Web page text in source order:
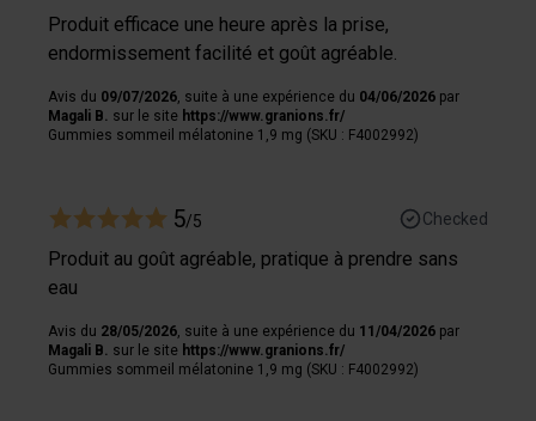
Produit efficace une heure après la prise,
endormissement facilité et goût agréable.
Avis du 09/07/2026 , suite à une expérience du 04/06/2026 par
Magali B.
sur le site https://www.granions.fr/
Gummies sommeil mélatonine 1,9 mg (SKU : F4002992)
5/5 Checked
Produit au goût agréable, pratique à prendre sans
eau
Avis du 28/05/2026 , suite à une expérience du 11/04/2026 par
Magali B.
sur le site https://www.granions.fr/
Gummies sommeil mélatonine 1,9 mg (SKU : F4002992)